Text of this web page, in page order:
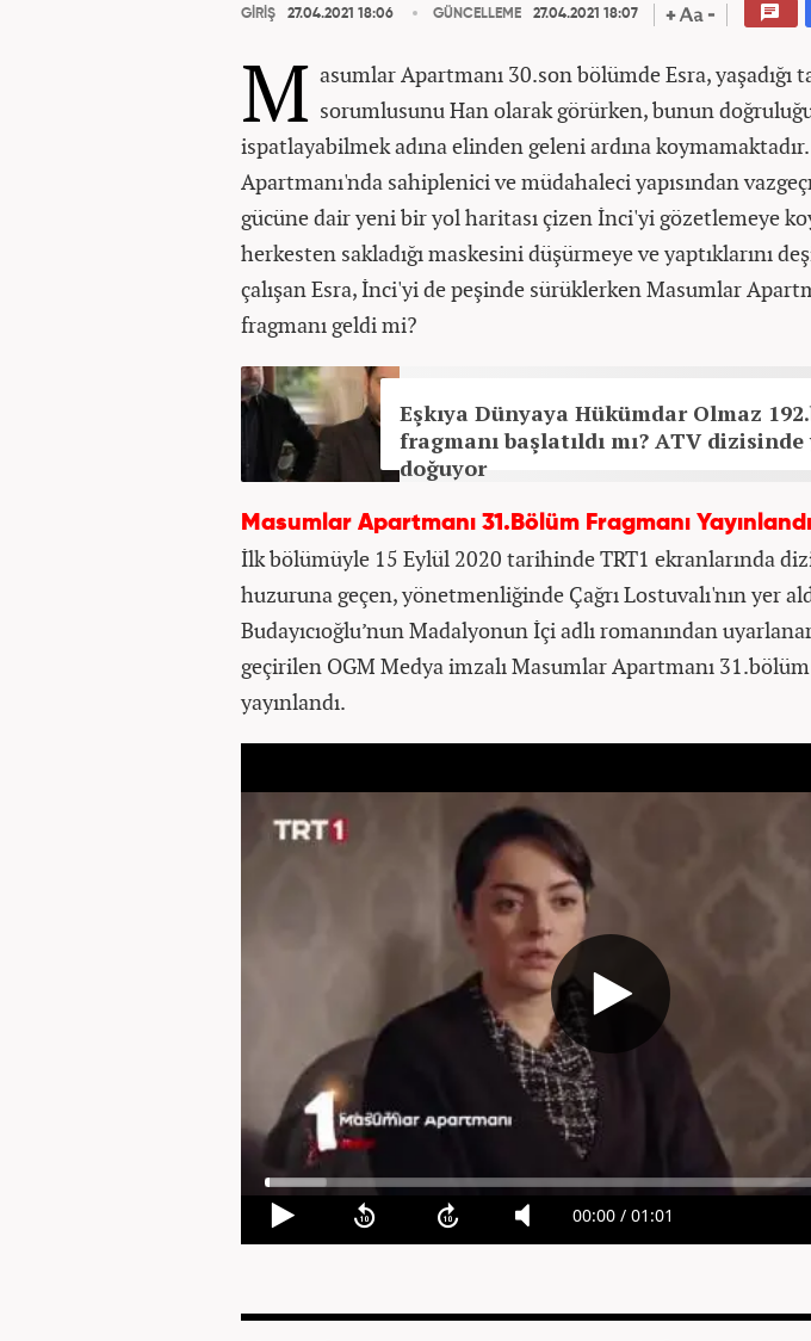
GİRİŞ 27.04.2021 18:06 GÜNCELLEME 27.04.2021 18:07
M asumlar Apartmanı 30.son bölümde Esra, yaşadığı
sorumlusunu Han olarak görürken, bunun
ispatlayabilmek adına elinden geleni ardına
Apartmanı'nda sahiplenici ve müdahaleci yapısından
gücüne dair yeni bir yol haritası çizen İnci'yi gözetlemeye
herkesten sakladığı maskesini düşürmeye ve yaptıklarını
çalışan Esra, İnci'yi de peşinde sürüklerken Masumlar
fragmanı geldi mi?
Eşkıya Dünyaya Hükümdar Olmaz
fragmanı başlatıldı mı? ATV
doğuyor
Masumlar Apartmanı 31.Bölüm Fragmanı
İlk bölümüyle 15 Eylül 2020 tarihinde TRT1 ekranlarında
huzuruna geçen, yönetmenliğinde Çağrı Lostuvalı'nın yer
Budayıcıoğlu’nun Madalyonun İçi adlı romanından
geçirilen OGM Medya imzalı Masumlar Apartmanı
yayınlandı.